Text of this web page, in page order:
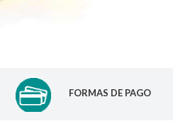
FORMAS DE PAGO